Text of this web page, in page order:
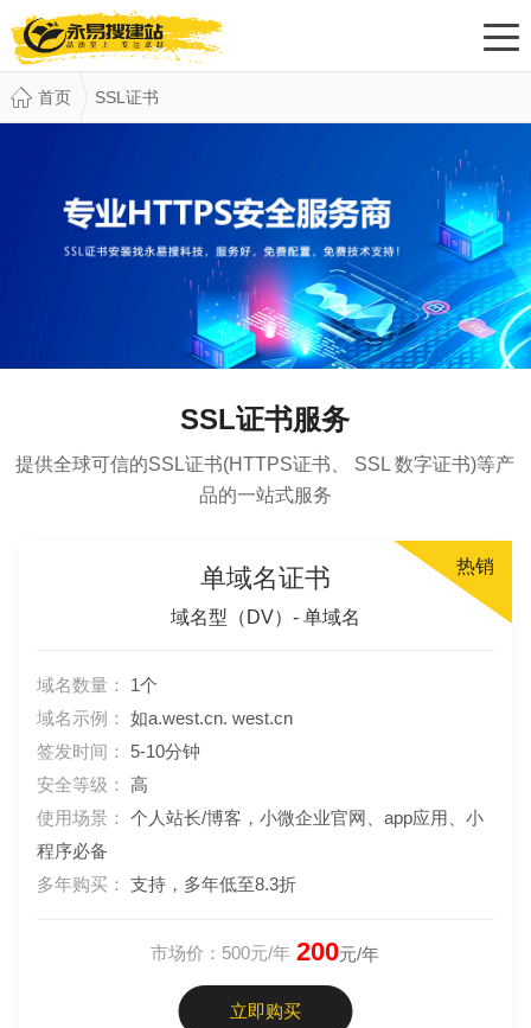
首页 SSL证书
SSL证书服务
提供全球可信的SSL证书(HTTPS证书、 SSL 数字证书)等产
品的一站式服务
热销
单域名证书
域名型（DV）- 单域名
域名数量：
1个
域名示例： 如a.west.cn. west.cn
签发时间：
5-10分钟
安全等级： 高
使用场景： 个人站长/博客，小微企业官网、app应用、小
程序必备
多年购买： 支持，多年低至8.3折
市场价：500元/年 200元/年
立即购买